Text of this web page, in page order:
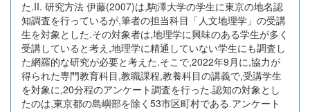
た.II. 研究方法 伊藤(2007)は,駒澤大学の学生に東京の地名認
知調査を行っているが,筆者の担当科目「人文地理学」の受講
生を対象とした.その対象者は,地理学に興味のある学生が多く
受講していると考え,地理学に精通していない学生にも調査し
た網羅的な研究が必要と考えた.そこで,2022年9月に,協力が
得られた専門教育科目,教職課程,教養科目の講義で,受講学生
を対象に,20分程のアンケート調査を行った.認知の対象とし
たのは,東京都の島嶼部を除く53市区町村である.アンケート